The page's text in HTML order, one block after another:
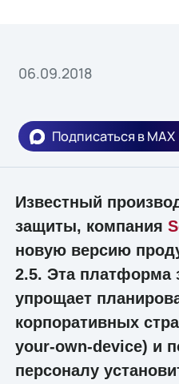
06.09.2018
Подписаться в MAX
Известный
защиты, компания
новую версию
2.5. Эта платформа
упрощает
корпоративных
your-own-device) и
персоналу